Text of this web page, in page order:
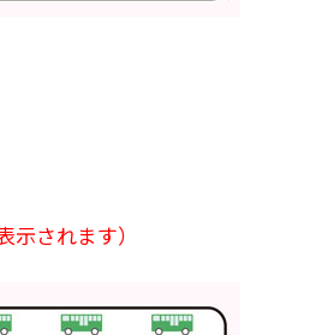
示されます）